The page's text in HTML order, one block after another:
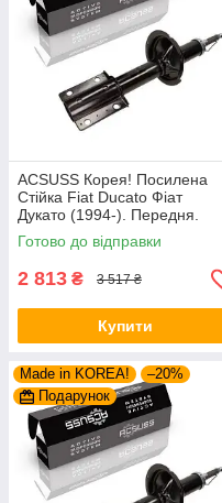
ACSUSS Корея! Посилена
Стійка Fiat Ducato Фіат
Дукато (1994-). Передня.
Шток 25mm. 280975 , 635853
Готово до відправки
2 813 ₴ 3 517 ₴
Купити
Made in KOREA!
–20%
Подарунок